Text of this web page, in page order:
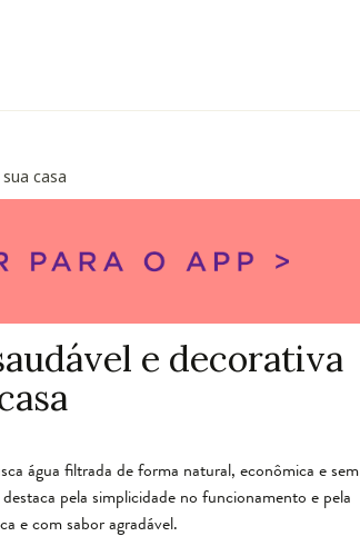
casa
e decorativa
água filtrada de forma natural, econômica e sem
pela simplicidade no funcionamento e pela
e com sabor agradável.